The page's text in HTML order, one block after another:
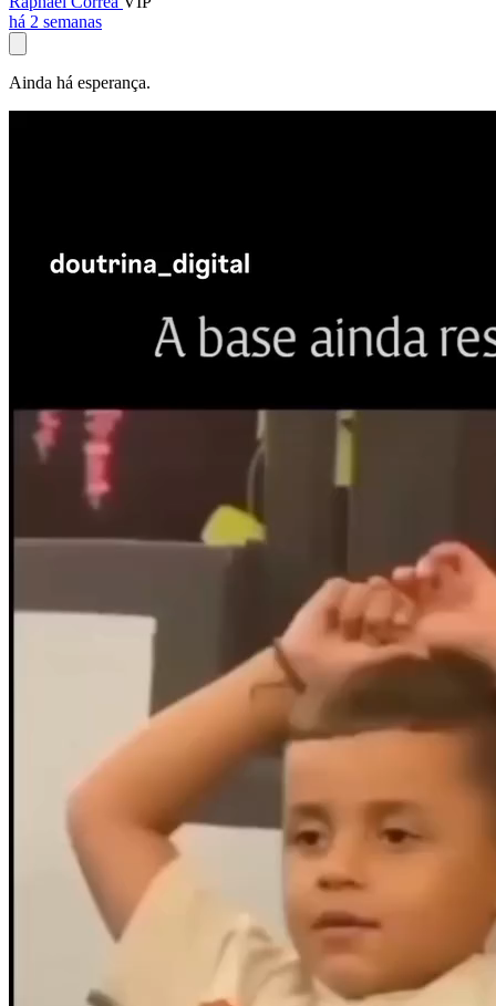
há 2 semanas
Ainda há esperança.